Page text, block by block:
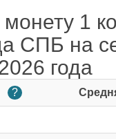
1
СПБ на
года
?